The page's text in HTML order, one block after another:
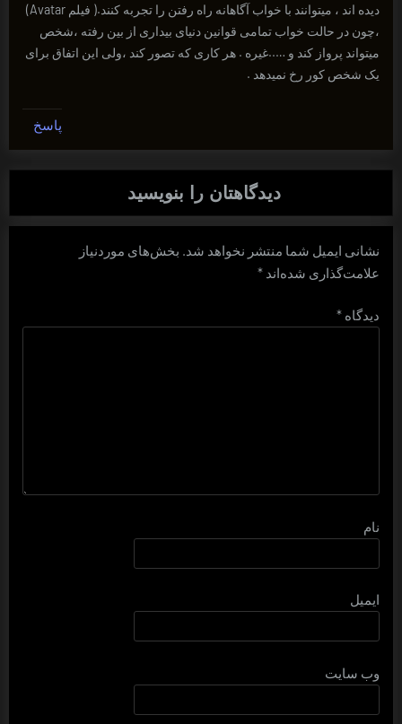
دیده اند ، میتوانند با خواب آگاهانه راه رفتن را تجربه کنند.( فیلم Avatar)
،چون در حالت خواب تمامی قوانین دنیای بیداری از بین رفته ،شخص
میتواند پرواز کند و …..غیره . هر کاری که تصور کند ،ولی این اتفاق برای
یک شخص کور رخ نمیدهد .
پاسخ
دیدگاهتان را بنویسید
نشانی ایمیل شما منتشر نخواهد شد.
بخش‌های موردنیاز
علامت‌گذاری شده‌اند *
دیدگاه *
نام
ایمیل
وب‌ سایت